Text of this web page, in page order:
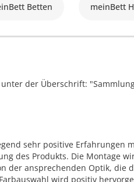
Betten meinBett
der Überschrift:
sehr positive Erfahrungen
des Produkts. Die Montage
der ansprechenden Optik, die
wird positiv